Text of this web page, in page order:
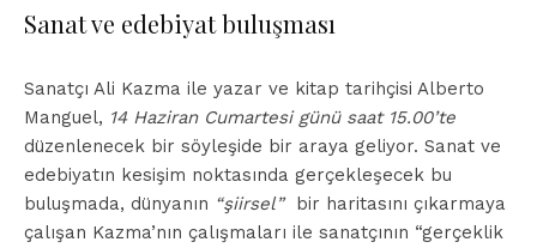
Sanat ve edebiyat buluşması
Sanatçı Ali Kazma ile yazar ve kitap tarihçisi Alberto
Manguel, 14 Haziran Cumartesi günü saat 15.00’te
düzenlenecek bir söyleşide bir araya geliyor. Sanat ve
edebiyatın kesişim noktasında gerçekleşecek bu
buluşmada, dünyanın “şiirsel” bir haritasını çıkarmaya
çalışan Kazma’nın çalışmaları ile sanatçının “gerçeklik